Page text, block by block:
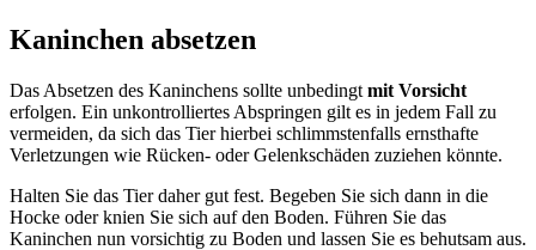
Kaninchen absetzen
Das Absetzen des Kaninchens sollte unbedingt mit Vorsicht
erfolgen. Ein unkontrolliertes Abspringen gilt es in jedem Fall zu
vermeiden, da sich das Tier hierbei schlimmstenfalls ernsthafte
Verletzungen wie Rücken- oder Gelenkschäden zuziehen könnte.
Halten Sie das Tier daher gut fest. Begeben Sie sich dann in die
Hocke oder knien Sie sich auf den Boden. Führen Sie das
Kaninchen nun vorsichtig zu Boden und lassen Sie es behutsam aus.